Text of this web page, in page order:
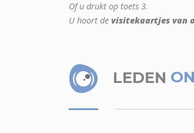
Of u drukt op toets 3.
U hoort de visitekaartjes van
LEDEN